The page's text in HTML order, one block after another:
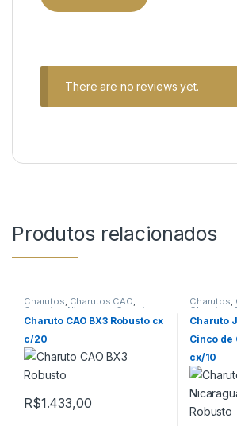
There are no reviews yet.
Produtos relacionados
Charutos, Charutos CAO,
Charutos Nicaragua Charutos
Off Cuba
Charuto CAO BX3 Robusto cx
c/20
R$1.433,00
Charutos,
Charutos
Produtos
Charuto
Cinco de
cx/10